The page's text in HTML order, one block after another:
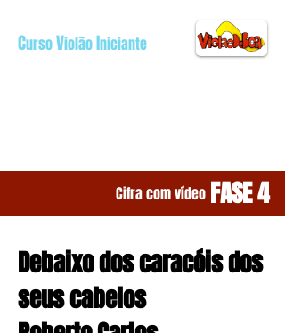
CursoViolãoIniciante
Cifra com vídeo FASE 4
Debaixo dos caracóis dos
seus cabelos